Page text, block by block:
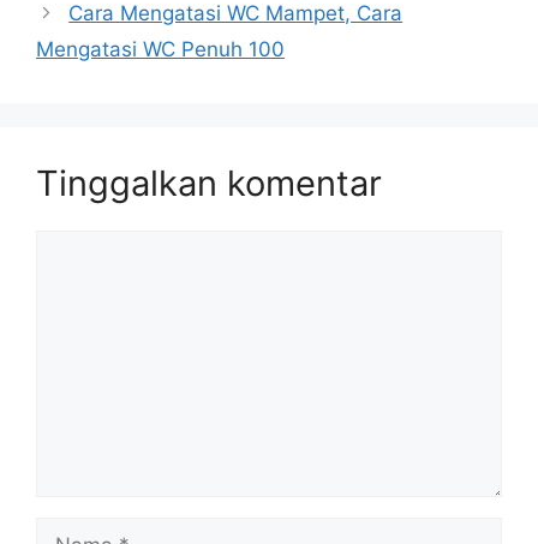
Cara Mengatasi WC Mampet, Cara
Mengatasi WC Penuh 100
Tinggalkan komentar
Nama